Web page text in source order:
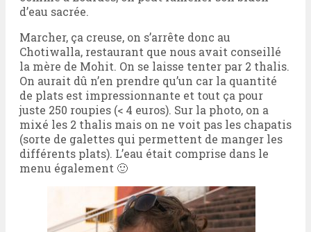
d’eau sacrée.
Marcher, ça creuse, on s’arrête donc au
Chotiwalla, restaurant que nous avait conseillé
la mère de Mohit. On se laisse tenter par 2 thalis.
On aurait dû n’en prendre qu’un car la quantité
de plats est impressionnante et tout ça pour
juste 250 roupies (< 4 euros). Sur la photo, on a
mixé les 2 thalis mais on ne voit pas les chapatis
(sorte de galettes qui permettent de manger les
différents plats). L’eau était comprise dans le
menu également 🙂